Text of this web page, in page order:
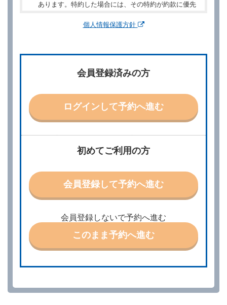
あります。特約した場合には、その特約が約款に優先
別に定める料金表等に同意のうえ、別に定める方法に
他の借受条件（以下「借受条件」といいます。）を明
示して予約の申込みを行うことができます。なお、当
社は、電話連絡並びに電子メールによる予約に応じま
責任を負わないものとします。
当社は、借受人から予約の申込みがあったときは、原
則として、当社の保有するレンタカーの範囲内で予約
特に認める場合を除き、別に定める予約申込金を支払
うものとします。
第３条（予約の変更）
借受人は、前条第１項の借受条件を変更しようとする
ときは、あらかじめ当社の承諾を受けなければならな
いものとします。
第４条（予約の取消し等）
ができます。
を１時間以上経過してもレンタカー貸渡契約（以下
個人情報保護方針
初めてご利用の方
会員登録して予約へ進む
会員登録しないで予約へ進む
このまま予約へ進む
会員登録済みの方
ログインして予約へ進む